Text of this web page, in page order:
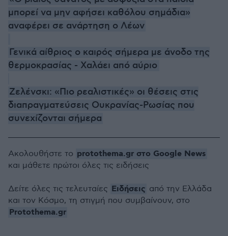
μπορεί να μην αφήσει καθόλου σημάδια»
αναφέρει σε ανάρτηση ο Λέων
Γενικά αίθριος ο καιρός σήμερα με άνοδο της
θερμοκρασίας - Χαλάει από αύριο
Ζελένσκι: «Πιο ρεαλιστικές» οι θέσεις στις
διαπραγματεύσεις Ουκρανίας-Ρωσίας που
συνεχίζονται σήμερα
Ακολουθήστε το protothema.gr στο Google News
και μάθετε πρώτοι όλες τις ειδήσεις
Δείτε όλες τις τελευταίες Ειδήσεις από την Ελλάδα
και τον Κόσμο, τη στιγμή που συμβαίνουν, στο
Protothema.gr